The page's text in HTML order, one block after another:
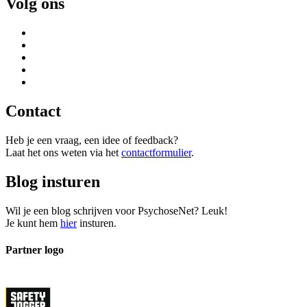
Volg ons
Contact
Heb je een vraag, een idee of feedback?
Laat het ons weten via het contactformulier.
Blog insturen
Wil je een blog schrijven voor PsychoseNet? Leuk!
Je kunt hem hierinsturen.
Partner logo